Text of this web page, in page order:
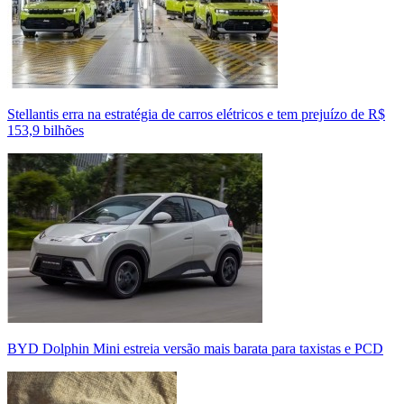
Stellantis erra na estratégia de carros elétricos e tem prejuízo de R$
153,9 bilhões
BYD Dolphin Mini estreia versão mais barata para taxistas e PCD